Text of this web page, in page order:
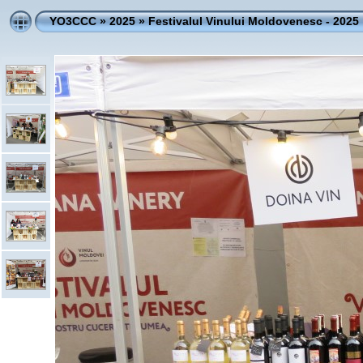
YO3CCC»2025»Festivalul Vinului Moldovenesc - 2025